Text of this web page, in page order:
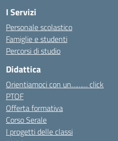
I Servizi
Personale scolastico
Famiglie e studenti
Percorsi di studio
Didattica
Orientiamoci con un……… click
PTOF
Offerta formativa
Corso Serale
I progetti delle classi